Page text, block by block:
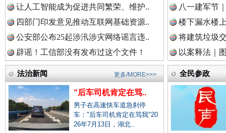
中国农业新闻网.
中国视频新闻网.
中国廉政法纪网.
一枚“钉子”竟然扎入要害部门
让人工智能成为促进共同繁荣、维护..
四部门印发意见推动互联网基础资源..
公安部公布25起涉汛涉灾网络谣言违..
辟谣！工信部没有发布过这个文件！
八一建军节
楼下漏水楼
将建筑垃圾
以案释法｜
法治新闻
“后车司机肯定在骂..
男子在高速快车道急刹停
车："后车司机肯定在骂我"20
26年7月13日，湖北..
更多/MORE>>> 全民参政